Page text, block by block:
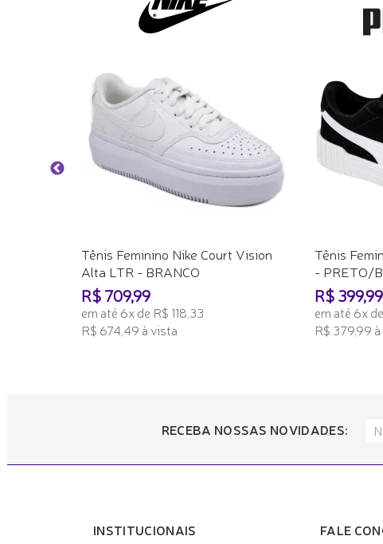
Tênis Feminino Nike Court Vision
Alta LTR - BRANCO
R$ 709,99
em até 6x de R$ 118,33
R$ 674,49 à vista
Tênis
- PRETO/
R$ 399,99
em até 6x
R$ 379,99
RECEBA NOSSAS NOVIDADES:
INSTITUCIONAIS FALE